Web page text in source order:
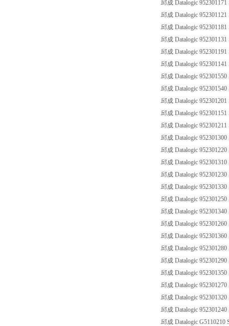
邱成 Datalogic
邱成 Datalogic
邱成 Datalogic
邱成 Datalogic
邱成 Datalogic
邱成 Datalogic
邱成 Datalogic
邱成 Datalogic
邱成 Datalogic
邱成 Datalogic
邱成 Datalogic
邱成 Datalogic
邱成 Datalogic
邱成 Datalogic
邱成 Datalogic
邱成 Datalogic
邱成 Datalogic
邱成 Datalogic
邱成 Datalogic
邱成 Datalogic
邱成 Datalogic
邱成 Datalogic
邱成 Datalogic
邱成 Datalogic
邱成 Datalogic
邱成 Datalogic
邱成 Datalogic G5110210